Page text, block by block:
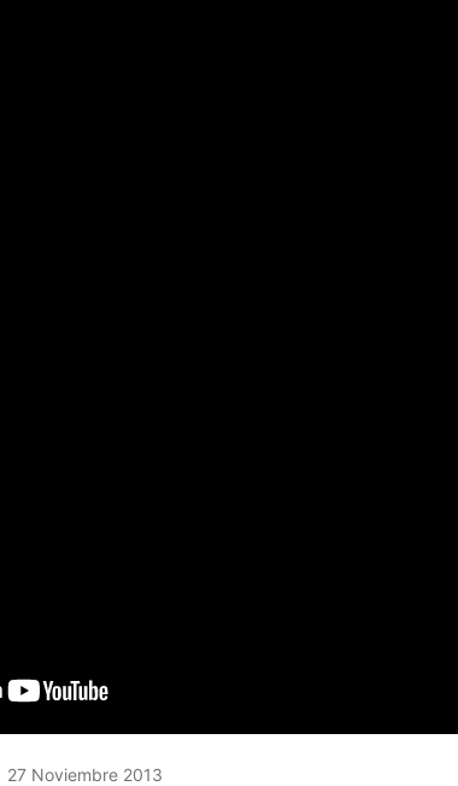
27 Noviembre 2013